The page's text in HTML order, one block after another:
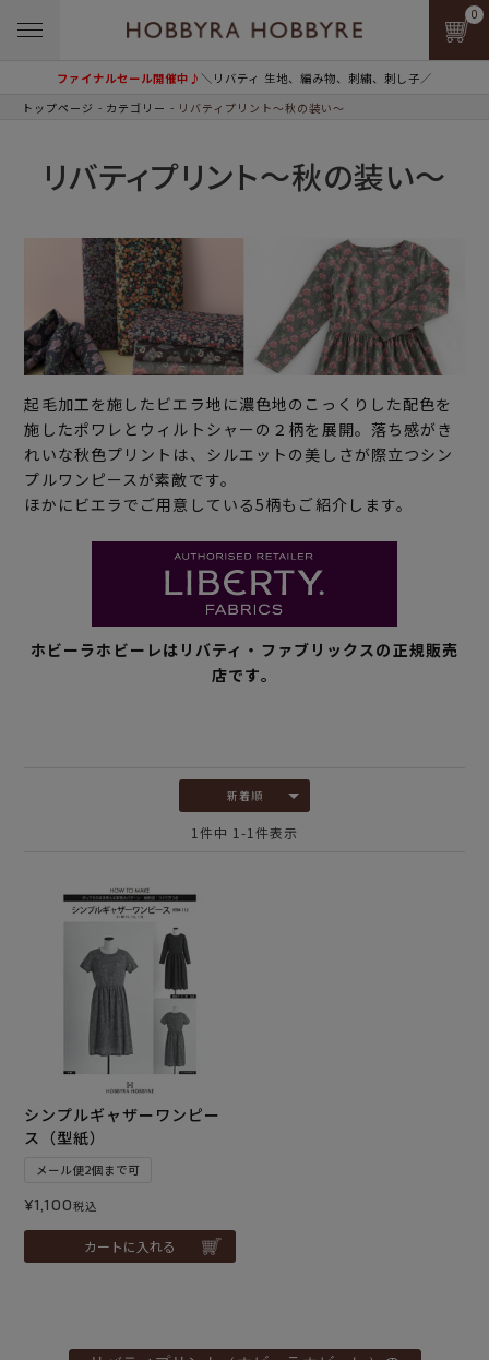
ファイナルセール開催中♪＼リバティ 生地、編み物、刺繍、刺し子／
0
トップページ カテゴリー リバティプリント～秋の装い～
リバティプリント～秋の装い～
起毛加工を施したビエラ地に濃色地のこっくりした配色を
施したポワレとウィルトシャーの２柄を展開。落ち感がき
れいな秋色プリントは、シルエットの美しさが際立つシン
プルワンピースが素敵です。
ほかにビエラでご用意している5柄もご紹介します。
ホビーラホビーレはリバティ・ファブリックスの正規販売
店です。
新着順
1 件中 1 -1 件表示
シンプルギャザーワンピー
ス（型紙）
メール便2個まで可
¥1,100税込
カートに入れる